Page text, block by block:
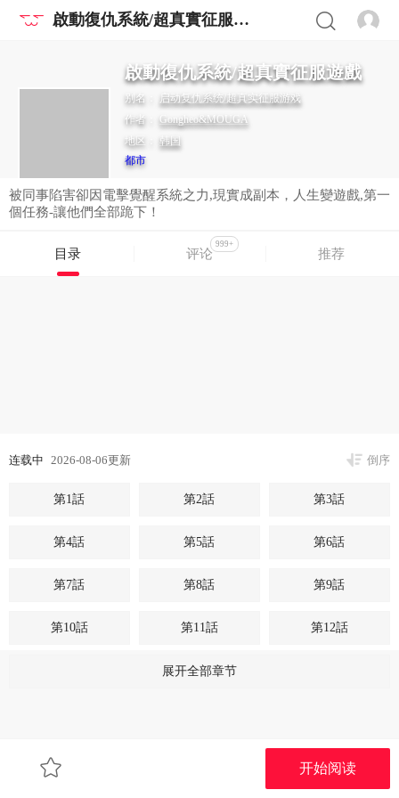
啟動復仇系統/超真實征服遊戲
啟動復仇系統/超真實征服遊戲
别名：
启动复仇系统/超真实征服游戏
作者： Gongheo&MOUGA
地区： 韩国
都市
被同事陷害卻因電擊覺醒系統之力,現實成副本，人生變遊戲,第一
個任務-讓他們全部跪下！
目录 评论
999+
推荐
连载中 2026-08-06更新 倒序
第1話 第2話 第3話
第4話 第5話 第6話
第7話 第8話 第9話
第10話 第11話 第12話
第14話
第19話
开始阅读
展开全部章节